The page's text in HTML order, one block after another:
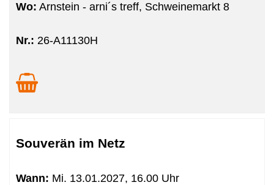
Wo: Arnstein - arni´s treff, Schweinemarkt 8
Nr.: 26-A11130H
Souverän im Netz
Wann: Mi. 13.01.2027, 16.00 Uhr